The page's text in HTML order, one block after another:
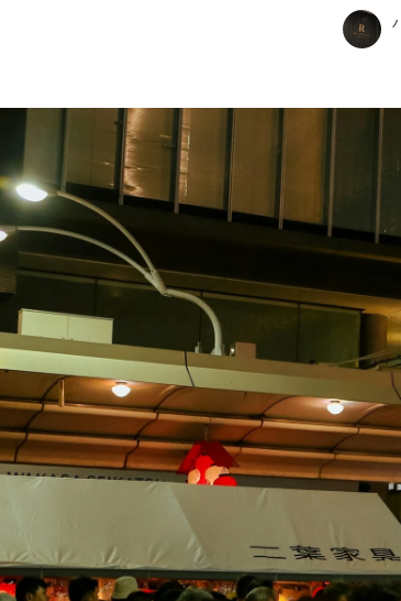
バックオフィス アシスタント
株式会社Leading Property Management /